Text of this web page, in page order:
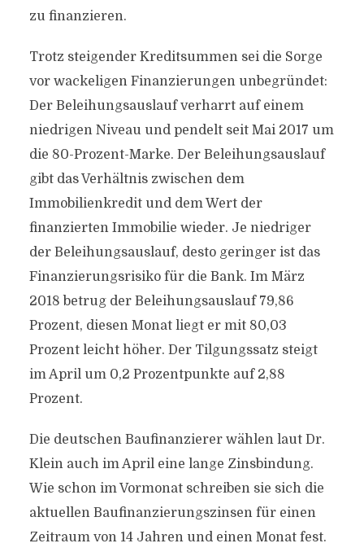
zu finanzieren.
Trotz steigender Kreditsummen sei die Sorge
vor wackeligen Finanzierungen unbegründet:
Der Beleihungsauslauf verharrt auf einem
niedrigen Niveau und pendelt seit Mai 2017 um
die 80-Prozent-Marke. Der Beleihungsauslauf
gibt das Verhältnis zwischen dem
Immobilienkredit und dem Wert der
finanzierten Immobilie wieder. Je niedriger
der Beleihungsauslauf, desto geringer ist das
Finanzierungsrisiko für die Bank. Im März
2018 betrug der Beleihungsauslauf 79,86
Prozent, diesen Monat liegt er mit 80,03
Prozent leicht höher. Der Tilgungssatz steigt
im April um 0,2 Prozentpunkte auf 2,88
Prozent.
Die deutschen Baufinanzierer wählen laut Dr.
Klein auch im April eine lange Zinsbindung.
Wie schon im Vormonat schreiben sie sich die
aktuellen Baufinanzierungszinsen für einen
Zeitraum von 14 Jahren und einen Monat fest.